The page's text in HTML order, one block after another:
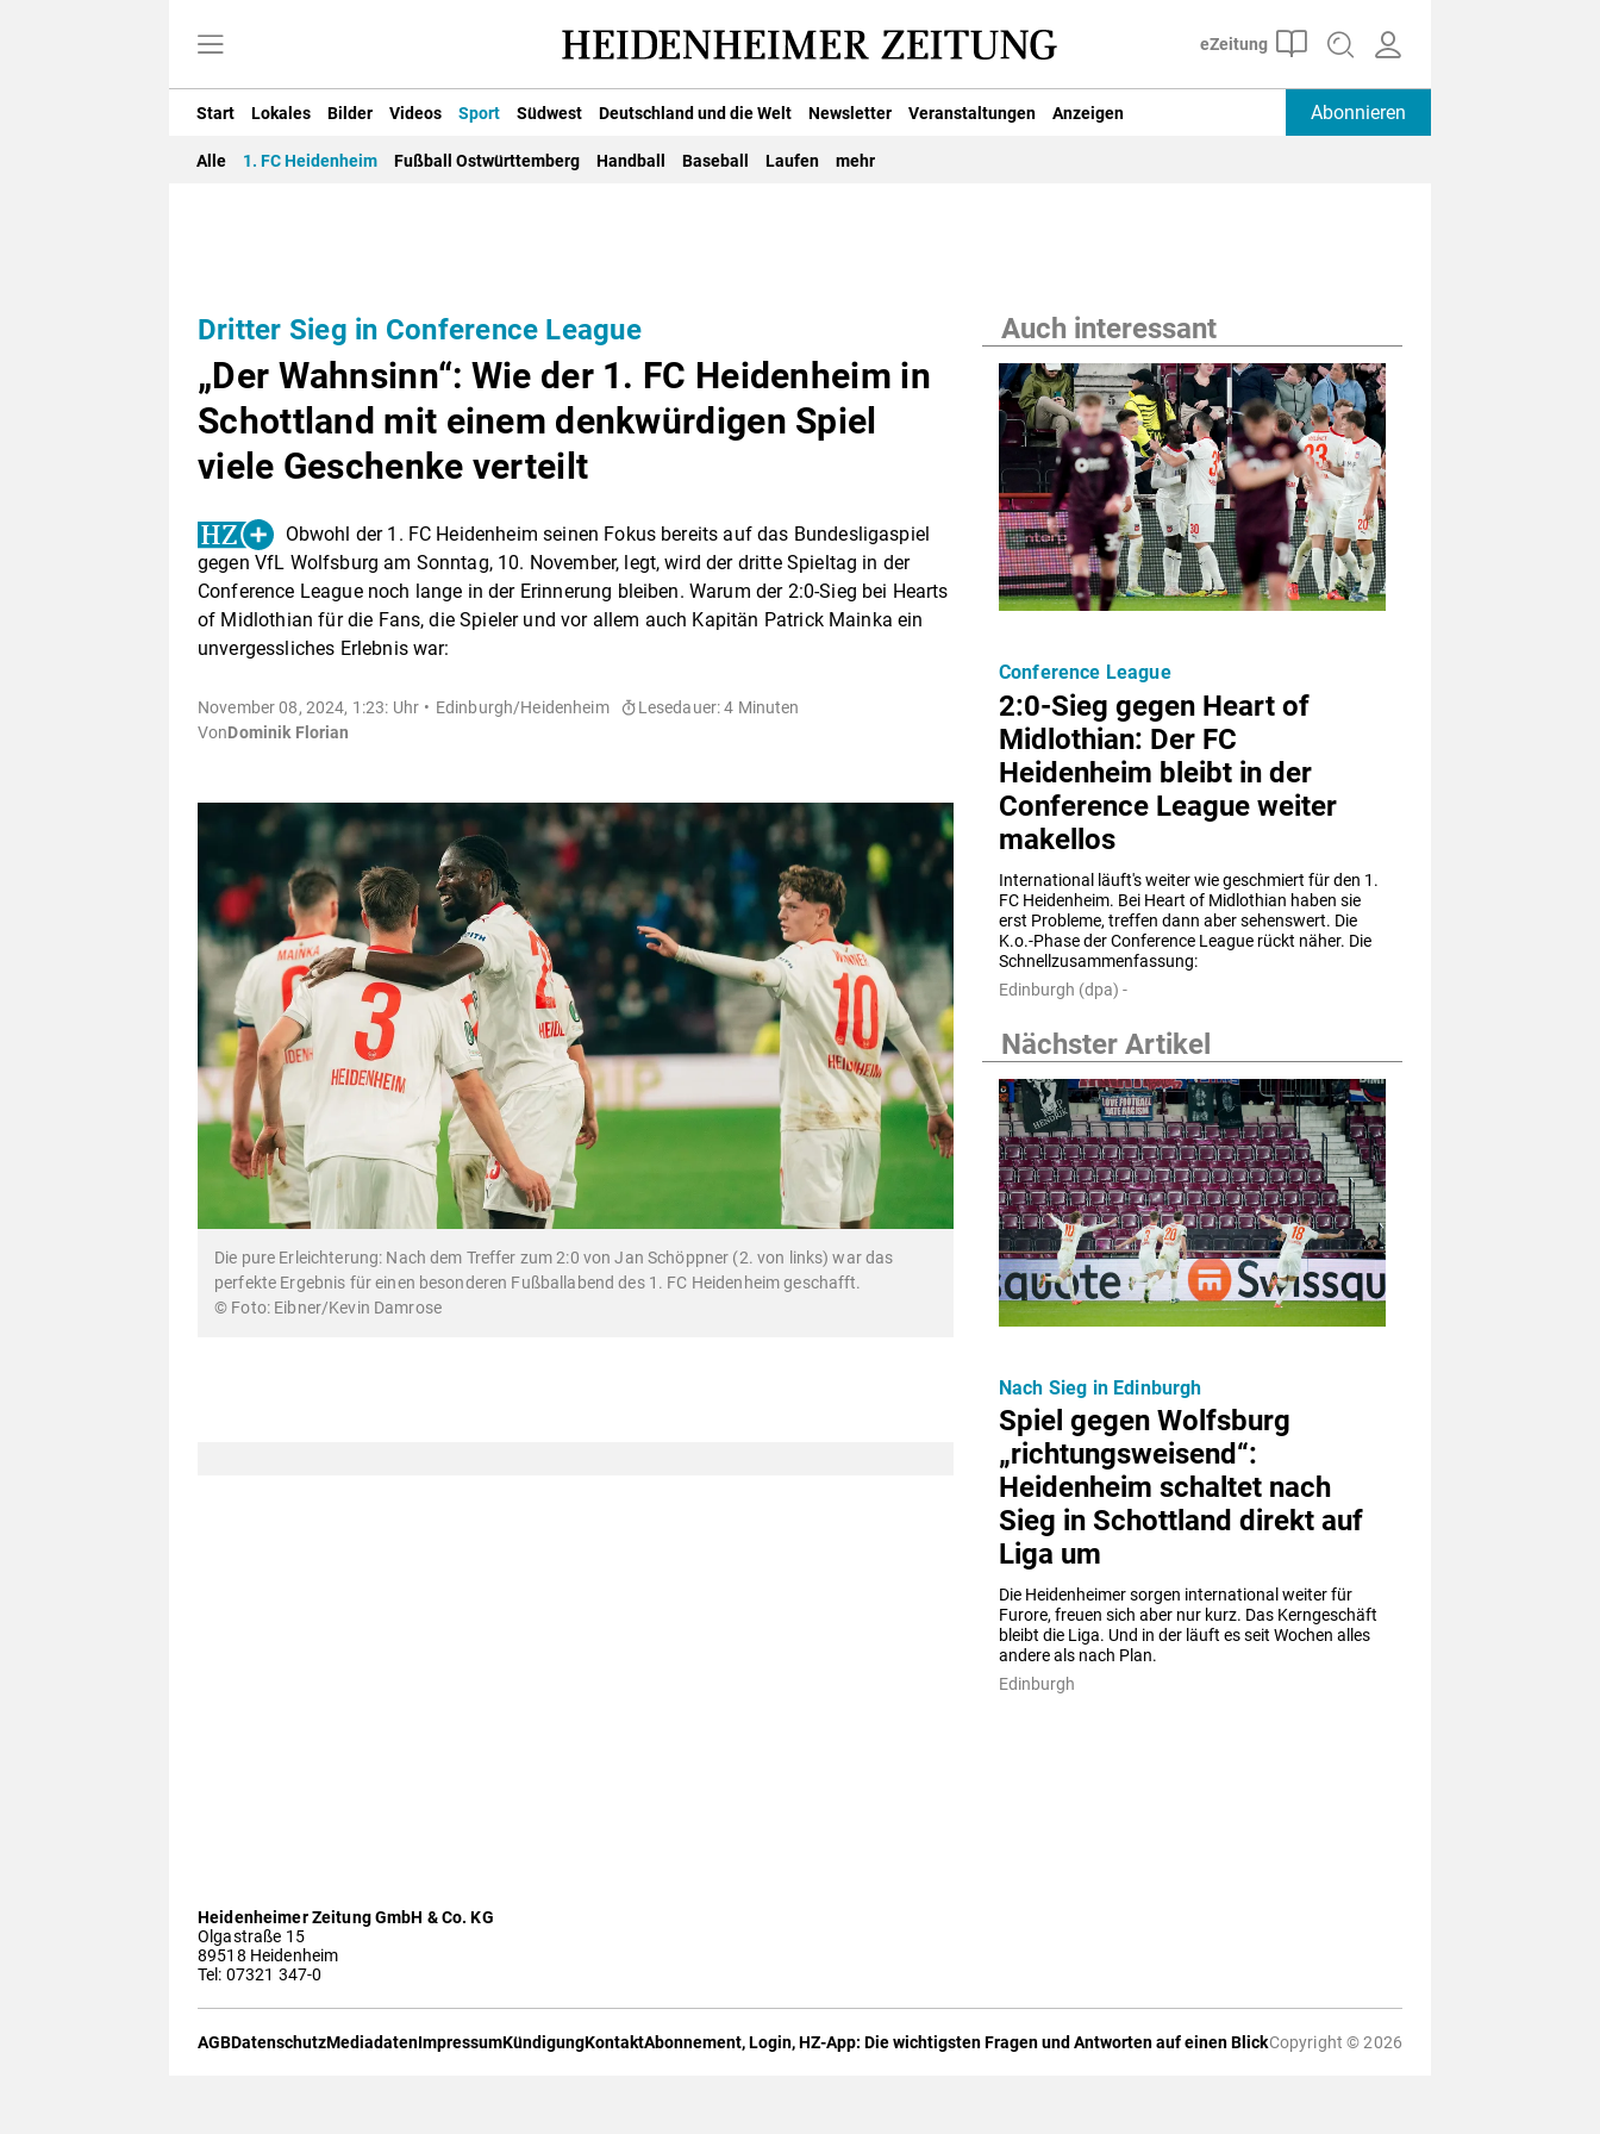
Start Lokales Bilder Videos Sport Südwest Deutschland und die Welt Newsletter Veranstaltungen Anzeigen Abonnieren
Alle 1. FC Heidenheim Fußball Ostwürttemberg Handball Baseball Laufen mehr
Dritter Sieg in Conference League
„Der Wahnsinn“: Wie der 1. FC Heidenheim in
Schottland mit einem denkwürdigen Spiel
viele Geschenke verteilt
Obwohl der 1. FC Heidenheim seinen Fokus bereits auf das Bundesligaspiel
gegen VfL Wolfsburg am Sonntag, 10. November, legt, wird der dritte Spieltag in der
Conference League noch lange in der Erinnerung bleiben. Warum der 2:0-Sieg bei Hearts
of Midlothian für die Fans, die Spieler und vor allem auch Kapitän Patrick Mainka ein
unvergessliches Erlebnis war:
November 08, 2024, 1:23: Uhr Edinburgh/Heidenheim
Lesedauer: 4 Minuten
VonDominik Florian
Die pure Erleichterung: Nach dem Treffer zum 2:0 von Jan Schöppner (2. von links) war das
perfekte Ergebnis für einen besonderen Fußballabend des 1. FC Heidenheim geschafft.
Eibner/Kevin Damrose
Auch interessant
2:0-Sieg gegen Heart of
Midlothian: Der FC
Heidenheim bleibt in der
Conference League weiter
makellos
International läuft's weiter wie geschmiert für den 1.
FC Heidenheim. Bei Heart of Midlothian haben sie
erst Probleme, treffen dann aber sehenswert. Die
K.o.-Phase der Conference League rückt näher. Die
Conference League
Edinburgh (dpa) -
Nächster Artikel
Spiel gegen Wolfsburg
„richtungsweisend“:
Heidenheim schaltet nach
Sieg in Schottland direkt auf
Liga um
Die Heidenheimer sorgen international weiter für
Furore, freuen sich aber nur kurz. Das Kerngeschäft
bleibt die Liga. Und in der läuft es seit Wochen alles
andere als nach Plan.
Nach Sieg in Edinburgh
Edinburgh
Heidenheimer Zeitung GmbH & Co. KG
Olgastraße 15
89518 Heidenheim
Tel: 07321 347-0
AGBDatenschutzMediadatenImpressumKündigungKontaktAbonnement, Login, HZ-App: Die wichtigsten Fragen und Antworten auf einen BlickCopyright © 2026